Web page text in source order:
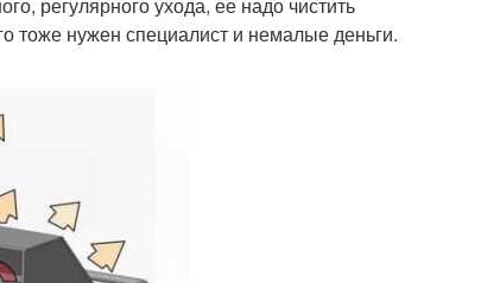
тоже нужен специалист и немалые деньги.